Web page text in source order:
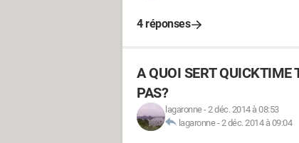
4 réponses
A QUOI SERT QUICKTIME
PAS?
lagaronne-2 déc. 2014 à 08:53
lagaronne-2 déc. 2014 à 09:04